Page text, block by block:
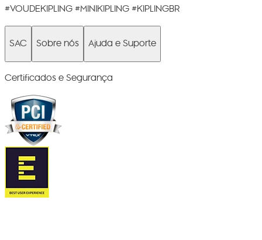
#VOUDEKIPLING #MINIKIPLING #KIPLINGBR
SAC Sobre nós Ajuda e Suporte
Certificados e Segurança